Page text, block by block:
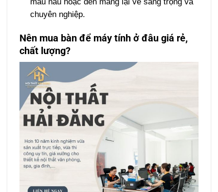
chuyên nghiệp.
Nên mua bàn để máy tính ở đâu giá rẻ,
chất lượng?